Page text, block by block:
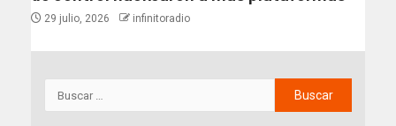
29 julio, 2026 infinitoradio